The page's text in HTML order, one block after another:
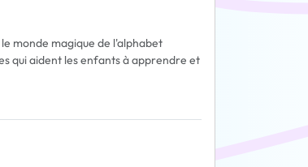
monde magique de l'alphabet
qui aident les enfants à apprendre et